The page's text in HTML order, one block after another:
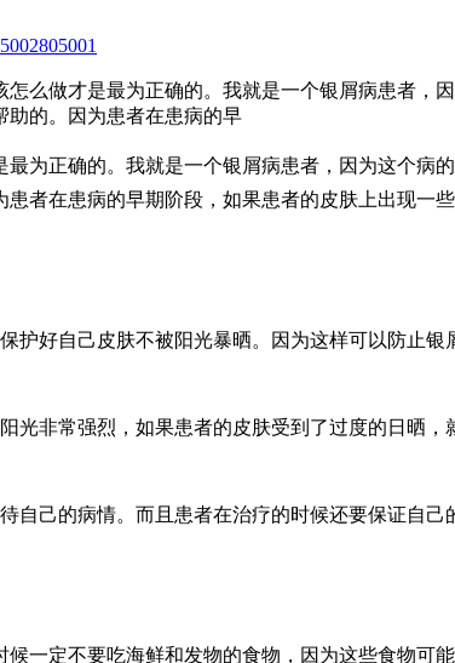
么做才是最为正确的。我就是一个银屑病患者，
助的。因为患者在患病的早
为正确的。我就是一个银屑病患者，因为这个病
者在患病的早期阶段，如果患者的皮肤上出现一
护好自己皮肤不被阳光暴晒。因为这样可以防止
光非常强烈，如果患者的皮肤受到了过度的日晒
己的病情。而且患者在治疗的时候还要保证自
一定不要吃海鲜和发物的食物，因为这些食物可